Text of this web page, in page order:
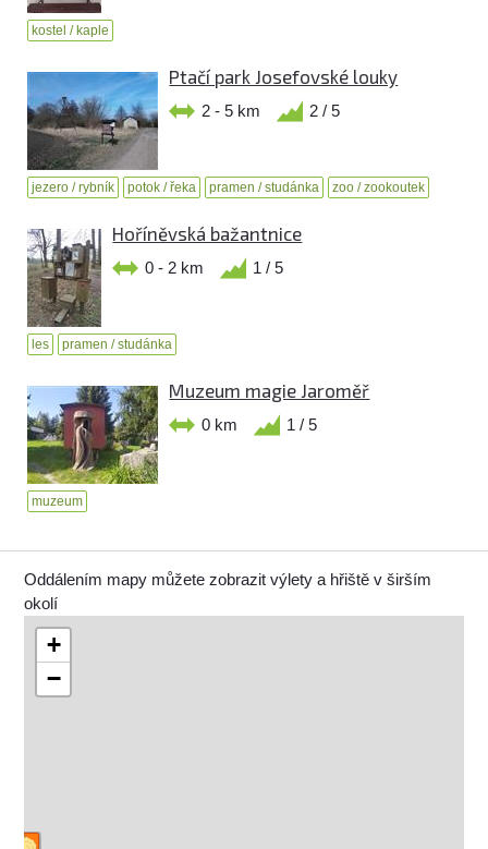
kostel / kaple
Ptačí park Josefovské louky
2 - 5 km 2 / 5
jezero / rybník potok / řeka pramen / studánka zoo / zookoutek
Hoříněvská bažantnice
0 - 2 km 1 / 5
les pramen / studánka
Muzeum magie Jaroměř
0 km 1 / 5
muzeum
Oddálením mapy můžete zobrazit výlety a hřiště v širším
okolí
+
−